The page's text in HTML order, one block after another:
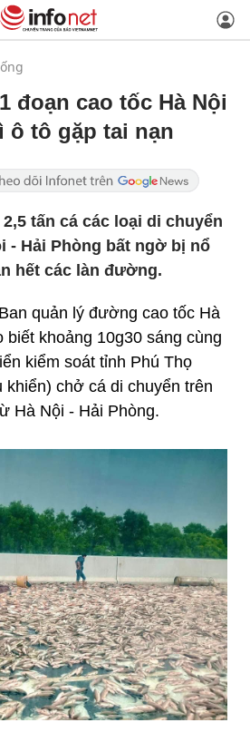
đoạn cao tốc Hà Nội
ô tô gặp tai nạn
tấn cá các loại di chuyển
- Hải Phòng bất ngờ bị nổ
hết các làn đường.
quản lý đường cao tốc Hà
biết khoảng 10g30 sáng cùng
kiểm soát tỉnh Phú Thọ
chở cá di chuyển trên
Hà Nội - Hải Phòng.